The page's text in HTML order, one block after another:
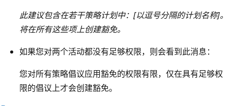
此建议包含在若干策略计划中：[以逗号分隔的计划名称]。
将在所有这些项上创建豁免。
如果您对两个活动都没有足够权限，则会看到此消息：
您对所有策略倡议应用豁免的权限有限，仅在具有足够权
限的倡议上才会创建豁免。